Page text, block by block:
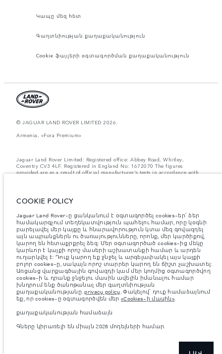
Կապը մեզ հետ
Գաղտնիության քաղաքականություն
Cookie ֆայլերի օգտագործման քաղաքականություն
© JAGUAR LAND ROVER LIMITED 2026.
Armenia, «Fora Premium»
Jaguar Land Rover Limited: Registered office: Abbey Road, Whitley,
Coventry CV3 4LF. Registered in England No: 1672070 The figures
provided are as a result of official manufacturer's tests in accordance with
from market to market and are subject to change without notice. Please
contact your local dealer for local availability and prices.
Նշված կշիռներն արտացոլում են մեքենայի ստանդարտ
բնութագրերը։ Աքսեսուարները և արտադրությունից հետո
տեղադրված այլ պարագաներն ազդում են օգտակար բեռով
բեռնունակության վրա։ Համոզվե՛ք, որ աքսեսուարներով,
ուղևորներով, հեղուկով, վառելիքով և օգտակար բեռով մեքենայի
բեռնվածության ժամանակ մեքենայի համախառն քաշը և առանցքի
առավելագույն բեռնվածությունը չեն գերազանցվում։
Կարևոր գրառում պատկերների և տեխնիկական բնութագրերի
վերաբերյալ:Կիսահաղորդիչների համաշխարհային պակասը
ներկայումս ազդում է տրանսպորտային միջոցների տեխնիկական
բնութագրերի, տարբերակների առկայության և պատրաստման
ժամկետների վրա: Արդյունքում ներկայումս վեբկայքում
օգտագործվող պատկերները կարող են ամբողջությամբ
գունային սխեմաների ընթացիկ տեխնիկական բնութագրերը:
կկարողանա ներկայացնել ձեզ առկա ցանկացած
COOKIE POLICY
Jaguar Land Rover-ը ցանկանում է օգտագործել cookies-եր՝ ձեր
համակարգչում տեղեկատվություն պահելու համար, որը կօգնի
բարելավել մեր կայքը և հնարավորություն կտա մեզ գովազդել
այն ապրանքներն ու ծառայությունները, որոնք, մեր կարծիքով,
կարող են հետաքրքրել ձեզ: Մեր օգտագործած cookies-ից մեկը
կարևոր է կայքի որոշ մասերի աշխատանքի համար և արդեն
ուղարկվել է: Դուք կարող եք ջնջել և արգելափակել այս կայքի
բոլոր cookies-ը, սակայն որոշ տարրեր կարող են ճիշտ չաշխատել:
Առցանց վարքագծային գովազդի կամ մեր կողմից օգտագործվող
cookies-ի և դրանք ջնջելու մասին ավելին իմանալու համար
խնդրում ենք ծանոթանալ մեր գաղտնիության
քաղաքականությանը.privacy policy. Փակելով՝ դուք համաձայնում
եք, որ cookies-ը օգտագործվեն մեր «Cookies-ի մասին».
քաղաքականության համաձայն
Գները կիրառելի են միայն 2026 մոդելների համար.